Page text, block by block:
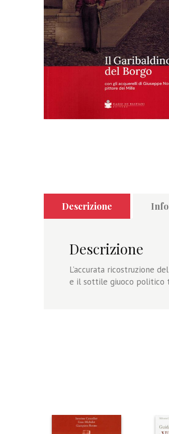
Descrizione
Descrizione
L’accurata ricostruzione
e il sottile giuoco politico